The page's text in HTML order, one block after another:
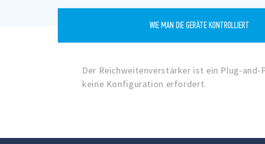
WIE MAN DIE GERÄTE KONTROLLIERT
Der Reichweitenverstärker ist ein Plug-and-
keine Konfiguration erfordert.